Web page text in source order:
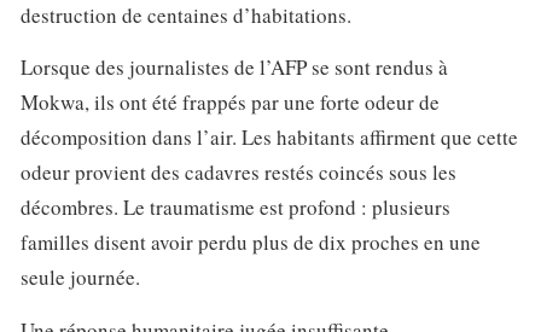
destruction de centaines d’habitations.
Lorsque des journalistes de l’AFP se sont rendus à
Mokwa, ils ont été frappés par une forte odeur de
décomposition dans l’air. Les habitants affirment que cette
odeur provient des cadavres restés coincés sous les
décombres. Le traumatisme est profond : plusieurs
familles disent avoir perdu plus de dix proches en une
seule journée.